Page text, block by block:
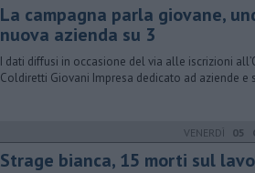
La campagna parla giovane,
nuova azienda su 3
I dati diffusi in occasione del via alle iscrizioni
Coldiretti Giovani Impresa dedicato ad aziende e
VENERDÌ 05
Strage bianca, 15 morti sul